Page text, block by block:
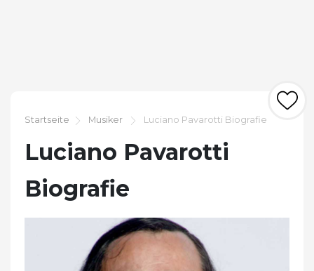
Startseite Musiker Luciano Pavarotti Biografie
Luciano Pavarotti
Biografie